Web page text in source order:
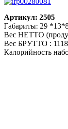
Артикул: 2505
Габариты: 29
Вес НЕТТО
Вес БРУТТО :
Калорийность